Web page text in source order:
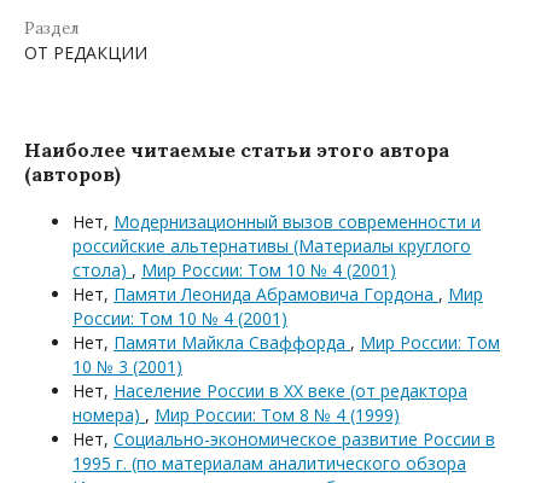
Раздел
ОТ РЕДАКЦИИ
Наиболее читаемые статьи этого автора
(авторов)
Нет, Модернизационный вызов современности и
российские альтернативы (Материалы круглого
стола) , Мир России: Том 10 № 4 (2001)
Нет, Памяти Леонида Абрамовича Гордона , Мир
России: Том 10 № 4 (2001)
Нет, Памяти Майкла Сваффорда , Мир России: Том
10 № 3 (2001)
Нет, Население России в XX веке (от редактора
номера) , Мир России: Том 8 № 4 (1999)
Нет, Социально-экономическое развитие России в
1995 г. (по материалам аналитического обзора